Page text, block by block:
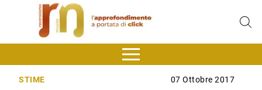
STIME 07 Ottobre 2017